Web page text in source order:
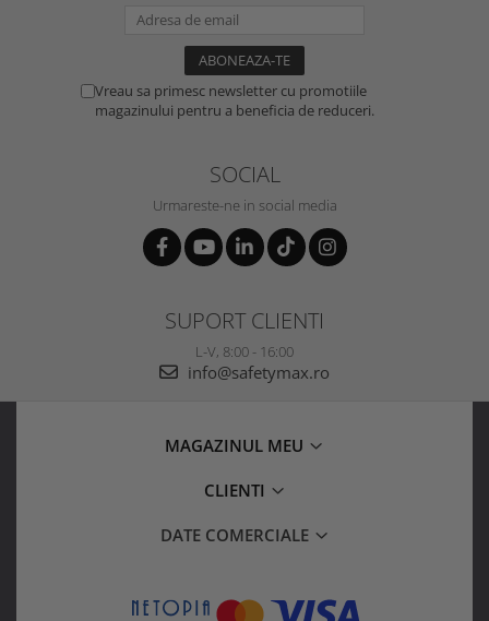
Vreau sa primesc newsletter cu promotiile
magazinului pentru a beneficia de reduceri.
SOCIAL
Urmareste-ne in social media
SUPORT CLIENTI
L-V, 8:00 - 16:00
info@safetymax.ro
MAGAZINUL MEU
CLIENTI
DATE COMERCIALE